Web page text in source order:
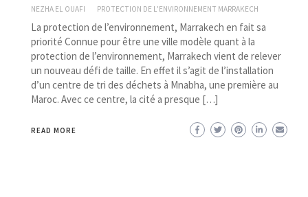
NEZHA EL OUAFI
PROTECTION DE L'ENVIRONNEMENT MARRAKECH
La protection de l’environnement, Marrakech en fait sa
priorité Connue pour être une ville modèle quant à la
protection de l’environnement, Marrakech vient de relever
un nouveau défi de taille. En effet il s’agit de l’installation
d’un centre de tri des déchets à Mnabha, une première au
Maroc. Avec ce centre, la cité a presque […]
READ MORE